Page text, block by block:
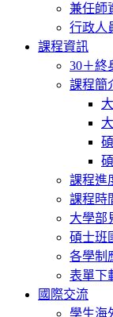
兼任師
行政人
課程資訊
30＋終
課程簡
課程進
課程時
大學部
碩士班
各學制
表單下
國際交流
學生海